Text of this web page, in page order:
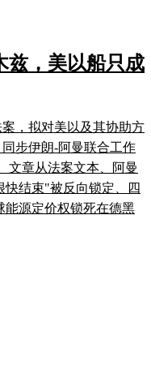
兹，美以船只成
，拟对美以及其协助方
步伊朗-阿曼联合工作
文章从法案文本、阿曼
快结束"被反向锁定、四
能源定价权锁死在德黑